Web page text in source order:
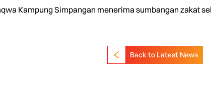
Kampung Simpangan menerima sumbangan zakat
Back to Latest News